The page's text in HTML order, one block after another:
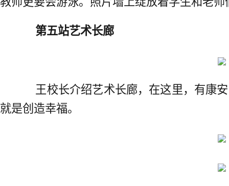
第五站艺术长廊
王校长介绍艺术长廊，在这里，有康
就是创造幸福。